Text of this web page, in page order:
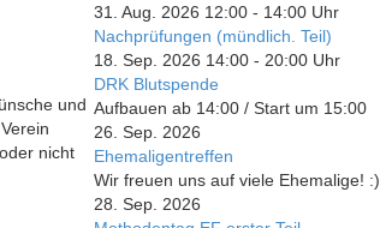
und
nicht
31. Aug. 2026 12:00 - 14:00 Uhr
Nachprüfungen (mündlich. Teil)
18. Sep. 2026 14:00 - 20:00 Uhr
DRK Blutspende
Aufbauen ab 14:00 / Start um 15:00
26. Sep. 2026
Ehemaligentreffen
Wir freuen uns auf viele Ehemalige! :)
28. Sep. 2026